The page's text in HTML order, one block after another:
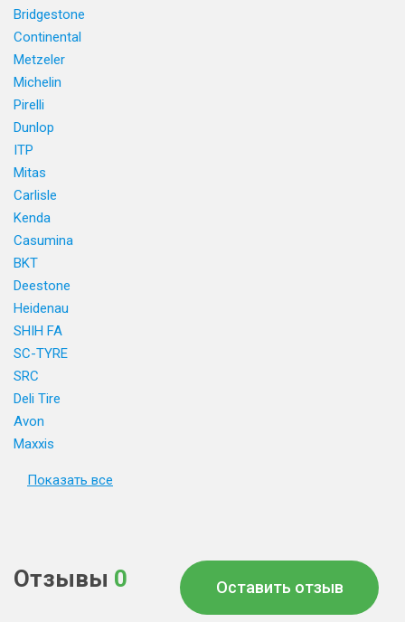
Bridgestone
Continental
Metzeler
Michelin
Pirelli
Dunlop
ITP
Mitas
Carlisle
Kenda
Casumina
BKT
Deestone
Heidenau
SHIH FA
SC-TYRE
SRC
Deli Tire
Avon
Maxxis
Показать все
Отзывы 0 Оставить отзыв